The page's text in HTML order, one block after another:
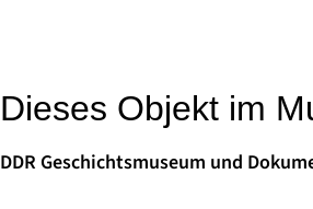
Dieses Objekt im
DDR Geschichtsmuseum und